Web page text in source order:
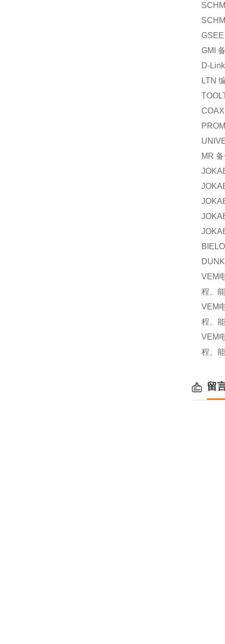
GSEE
GMI
D-Link
LTN
COAX
MR
VEM
程、
VEM
程、
VEM
程、
留